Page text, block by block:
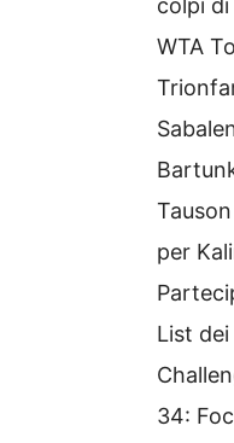
colpi di
WTA
per
List
34: